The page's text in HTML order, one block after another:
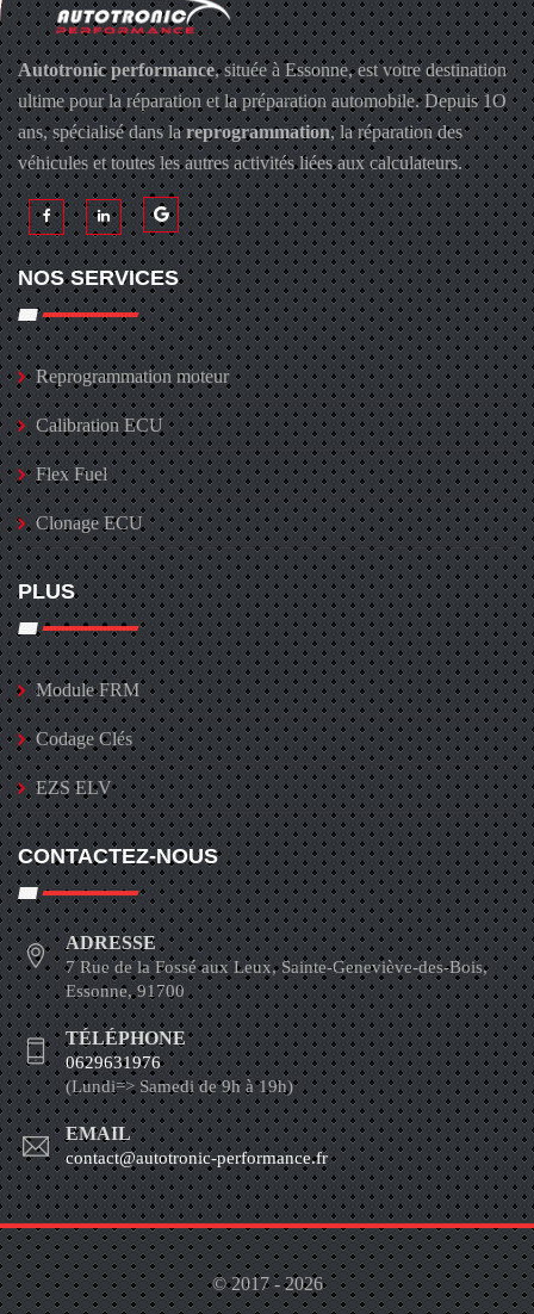
Autotronic performance, située à Essonne, est votre destination
ultime pour la réparation et la préparation automobile. Depuis 1O
ans, spécialisé dans lareprogrammation, la réparation des
véhicules et toutes les autres activités liées aux calculateurs.
NOS SERVICES
Reprogrammation moteur
Calibration ECU
Flex Fuel
Clonage ECU
PLUS
Module FRM
Codage Clés
EZS ELV
CONTACTEZ-NOUS
ADRESSE
7 Rue de la Fossé aux Leux, Sainte-Geneviève-des-Bois,
Essonne, 91700
TÉLÉPHONE
0629631976
(Lundi=> Samedi de 9h à 19h)
EMAIL
contact@autotronic-performance.fr
© 2017 - 2026